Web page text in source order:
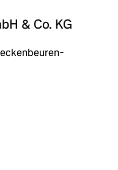
& Co. KG